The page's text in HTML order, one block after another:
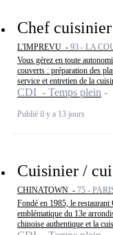
Chef
L'IMPREVU - 93 - LA
Vous gérez en toute
couverts : préparation des
service et entretien de la
CDI - Temps plein
Publié il y a 13 jours
Cuisinier /
CHINATOWN - 75 -
Fondé en 1985, le
emblématique du 13e
chinoise authentique et la